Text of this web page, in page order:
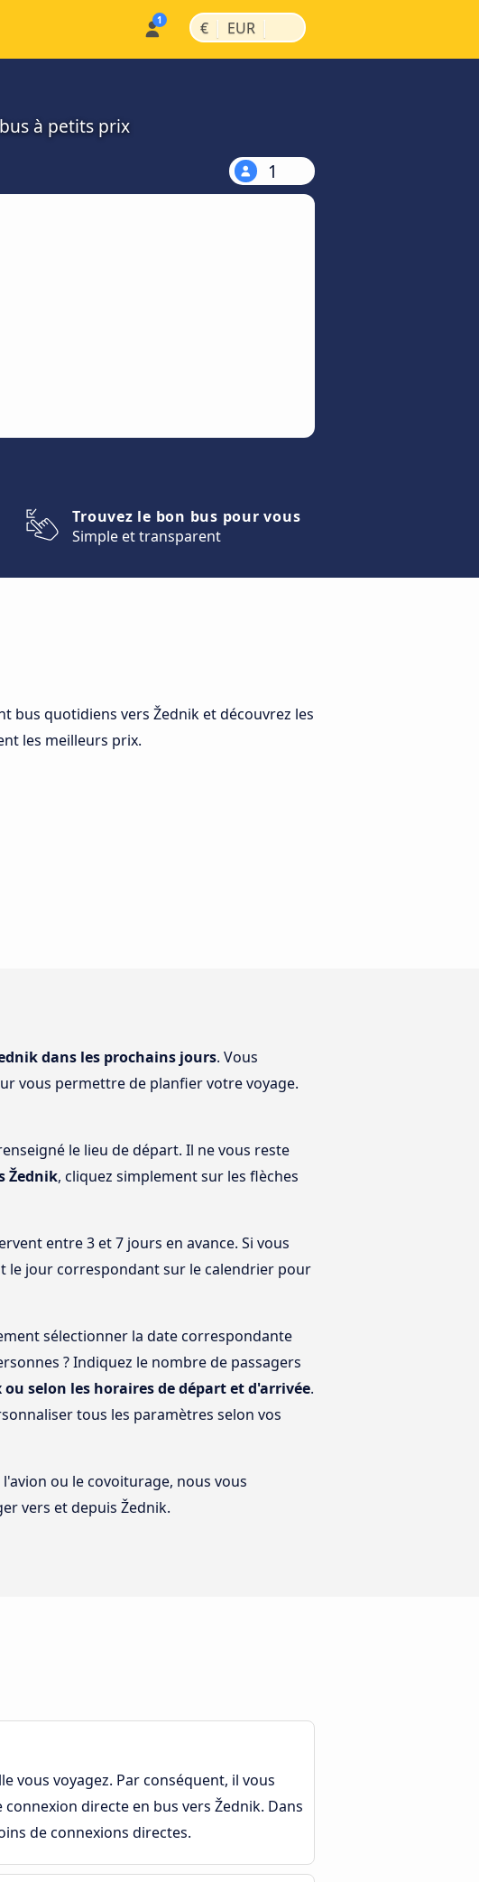
€ | EUR |
à petits prix
1
Trouvez le bon bus pour vous
Simple et transparent
bus quotidiens vers Žednik et découvrez les
les meilleurs prix.
dans les prochains jours. Vous
vous permettre de planfier votre voyage.
le lieu de départ. Il ne vous reste
Žednik, cliquez simplement sur les flèches
entre 3 et 7 jours en avance. Si vous
le jour correspondant sur le calendrier pour
sélectionner la date correspondante
? Indiquez le nombre de passagers
selon les horaires de départ et d'arrivée.
tous les paramètres selon vos
ou le covoiturage, nous vous
vers et depuis Žednik.
vous voyagez. Par conséquent, il vous
directe en bus vers Žednik. Dans
de connexions directes.